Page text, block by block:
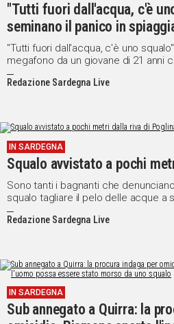
"Tutti fuori dall'acqua, c'è
seminano il panico in
video in rete
"Tutti fuori dall'acqua, c'è uno
megafono da un giovane di 21 anni
coetanei ha scatenato il panico fra i
Saline" a Calasetta, nel Sulcis, sulla
katana urlando "Lo uccido io lo
per pubblicare il video in rete.
Redazione Sardegna Live
IN SARDEGNA
Squalo avvistato a pochi
Sono tanti i bagnanti che
squalo tagliare il pelo delle acque a
Poglina.
Redazione Sardegna Live
IN SARDEGNA
Sub annegato a Quirra: la